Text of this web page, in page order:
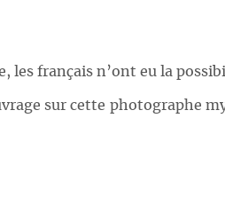
les français n’ont eu la
sur cette photographe